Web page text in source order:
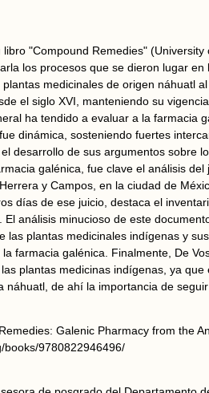
"Compound Remedies"
los procesos que se dieron lugar
medicinales de origen náhuatl
el siglo XVI, manteniendo su
ha tendido a evaluar a la farmacia
dinámica, sosteniendo fuertes
desarrollo de sus argumentos sobre
galénica, fue clave el análisis
y Campos, en la ciudad de
días de ese juicio, destaca el
El análisis minucioso de este
las plantas medicinales indígenas y
farmacia galénica. Finalmente, De
plantas medicinas indígenas, ya
náhuatl, de ahí la importancia de
Galenic Pharmacy from the
books/9780822946496/